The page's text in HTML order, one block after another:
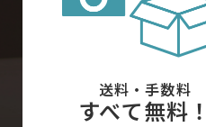
送料・手数料
すべて無料！